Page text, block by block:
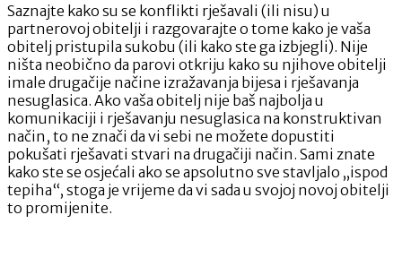
Saznajte kako su se konflikti rješavali (ili nisu) u
partnerovoj obitelji i razgovarajte o tome kako je vaša
obitelj pristupila sukobu (ili kako ste ga izbjegli). Nije
ništa neobično da parovi otkriju kako su njihove obitelji
imale drugačije načine izražavanja bijesa i rješavanja
nesuglasica. Ako vaša obitelj nije baš najbolja u
komunikaciji i rješavanju nesuglasica na konstruktivan
način, to ne znači da vi sebi ne možete dopustiti
pokušati rješavati stvari na drugačiji način. Sami znate
kako ste se osjećali ako se apsolutno sve stavljalo „ispod
tepiha“, stoga je vrijeme da vi sada u svojoj novoj obitelji
to promijenite.